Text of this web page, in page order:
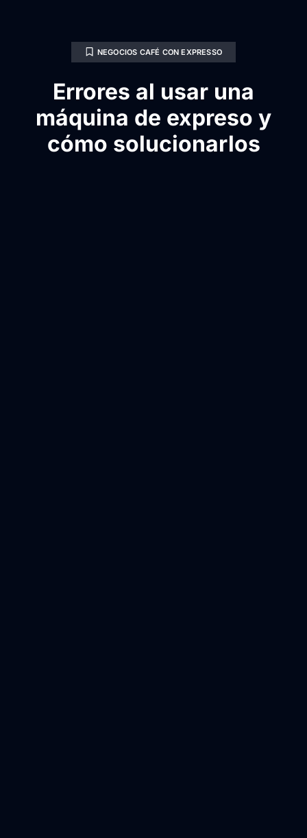
NEGOCIOS CAFÉ CON EXPRESSO
Errores al usar una
máquina de expreso y
cómo solucionarlos